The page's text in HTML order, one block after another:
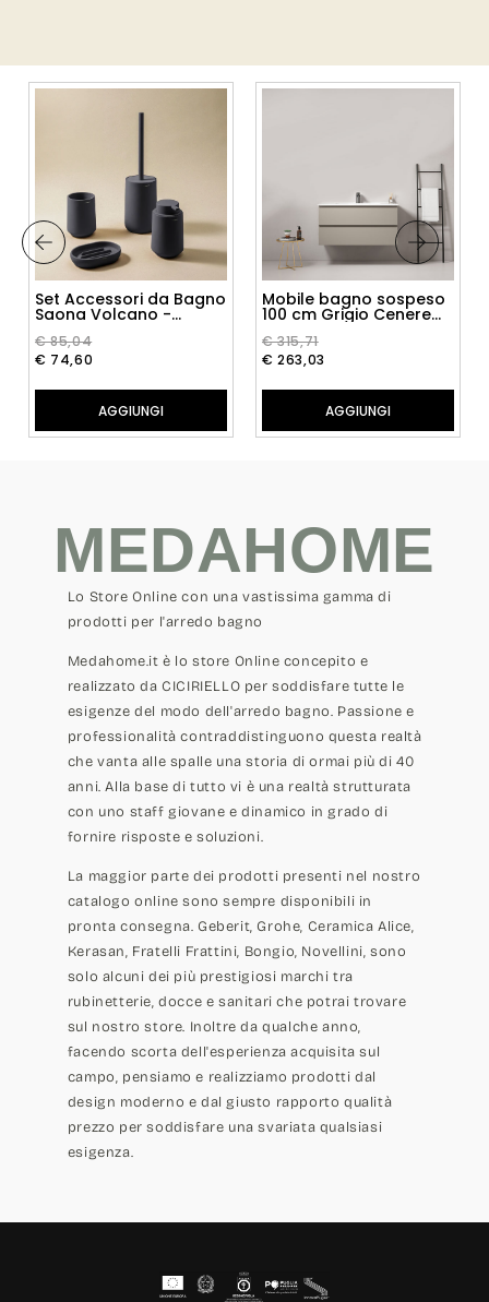
AGGIUNGI
Set Accessori da Bagno
Saona Volcano -
€ 85,04
€ 74,60
AGGIUNGI
Mobile bagno sospeso
100 cm Grigio Cenere
Lavabo in Ceramica
Senza Specchio - Fiji
Paint
€ 315,71
€ 263,03
MEDAHOME
Lo Store Online con una vastissima gamma di
prodotti per l'arredo bagno
Medahome.it è lo store Online concepito e
realizzato da CICIRIELLO per soddisfare tutte le
esigenze del modo dell'arredo bagno. Passione e
professionalità contraddistinguono questa realtà
che vanta alle spalle una storia di ormai più di 40
anni. Alla base di tutto vi è una realtà strutturata
con uno staff giovane e dinamico in grado di
fornire risposte e soluzioni.
La maggior parte dei prodotti presenti nel nostro
catalogo online sono sempre disponibili in
pronta consegna. Geberit, Grohe, Ceramica Alice,
Kerasan, Fratelli Frattini, Bongio, Novellini, sono
solo alcuni dei più prestigiosi marchi tra
rubinetterie, docce e sanitari che potrai trovare
sul nostro store. Inoltre da qualche anno,
facendo scorta dell'esperienza acquisita sul
campo, pensiamo e realizziamo prodotti dal
design moderno e dal giusto rapporto qualità
prezzo per soddisfare una svariata qualsiasi
esigenza.